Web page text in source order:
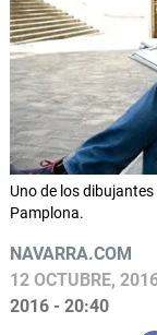
Uno de los
Pamplona.
NAVARRA.COM
12 OCTUBRE,
2016 - 20:40